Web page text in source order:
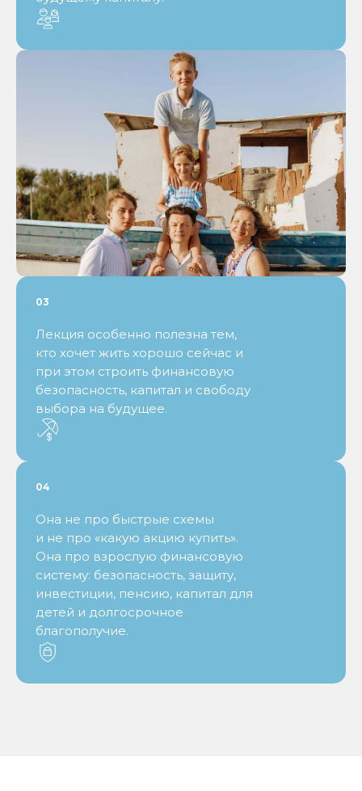
03
Лекция особенно полезна тем,
кто хочет жить хорошо сейчас и
при этом строить финансовую
безопасность, капитал и свободу
выбора на будущее.
04
Она не про быстрые схемы
и не про «какую акцию купить».
Она про взрослую финансовую
систему: безопасность, защиту,
инвестиции, пенсию, капитал для
детей и долгосрочное
благополучие.
ЧТО БУДЕТ
НА ЛЕКЦИИ